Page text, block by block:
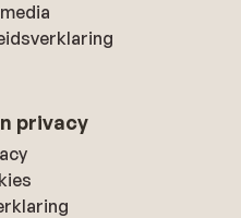
privacy